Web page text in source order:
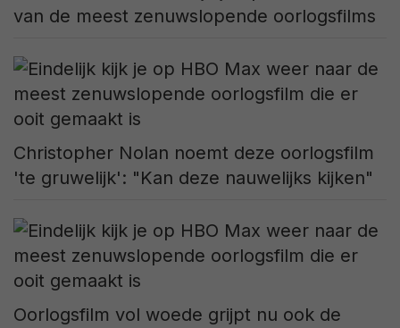
van de meest zenuwslopende oorlogsfilms
Christopher Nolan noemt deze oorlogsfilm
'te gruwelijk': "Kan deze nauwelijks kijken"
Oorlogsfilm vol woede grijpt nu ook de